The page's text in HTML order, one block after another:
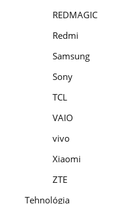
REDMAGIC
Redmi
Samsung
Sony
TCL
VAIO
vivo
Xiaomi
ZTE
Tehnológia